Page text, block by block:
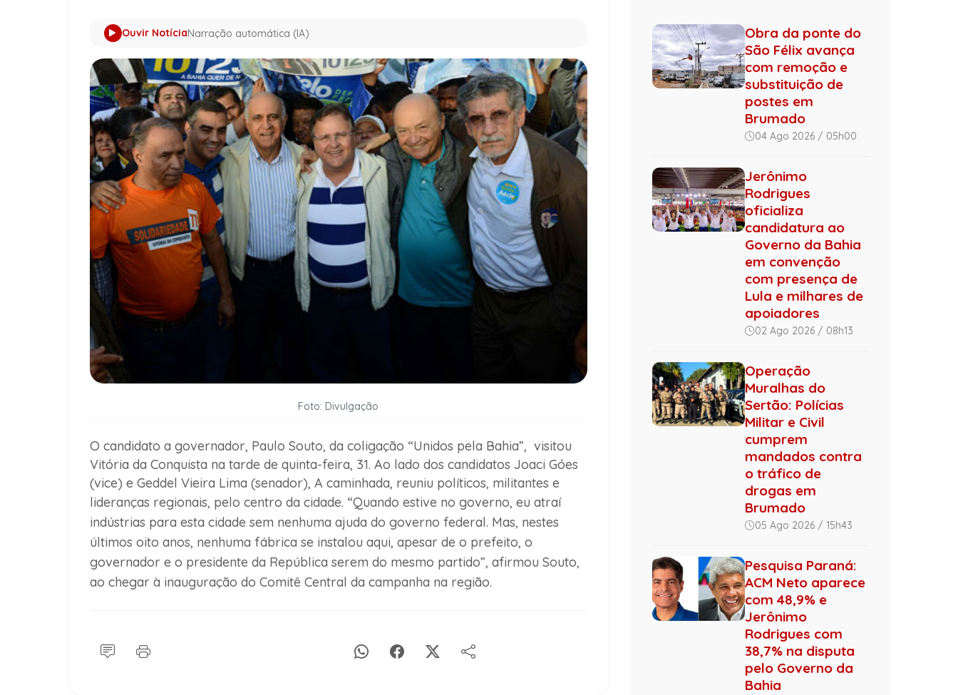
Ouvir NotíciaNarração automática (IA)
Foto: Divulgação
O candidato a governador, Paulo Souto, da coligação “Unidos pela Bahia”, visitou
Vitória da Conquista na tarde de quinta-feira, 31. Ao lado dos candidatos Joaci Góes
(vice) e Geddel Vieira Lima (senador), A caminhada, reuniu políticos, militantes e
lideranças regionais, pelo centro da cidade. “Quando estive no governo, eu atraí
indústrias para esta cidade sem nenhuma ajuda do governo federal. Mas, nestes
últimos oito anos, nenhuma fábrica se instalou aqui, apesar de o prefeito, o
governador e o presidente da República serem do mesmo partido”, afirmou Souto,
ao chegar à inauguração do Comitê Central da campanha na região.
Obra da ponte do
São Félix avança
com remoção e
substituição de
postes em
Brumado
04 Ago 2026 / 05h00
Jerônimo
Rodrigues
oficializa
candidatura ao
Governo da Bahia
em convenção
com presença de
Lula e milhares de
apoiadores
02 Ago 2026 / 08h13
Operação
Muralhas do
Sertão: Polícias
Militar e Civil
cumprem
mandados contra
o tráfico de
drogas em
Brumado
05 Ago 2026 / 15h43
Pesquisa Paraná:
ACM Neto aparece
com 48,9% e
Jerônimo
Rodrigues com
38,7% na disputa
pelo Governo da
Bahia